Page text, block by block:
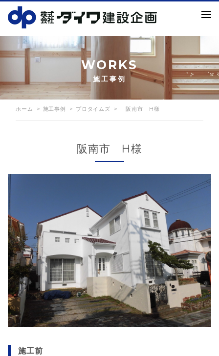
WORKS
施工事例
ホーム 施工事例 プロタイムズ 阪南市 H様
阪南市 H様
施工前